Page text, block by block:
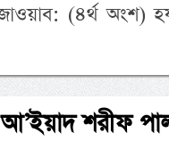
(৪র্থ
আ’ইয়াদ শরীফ